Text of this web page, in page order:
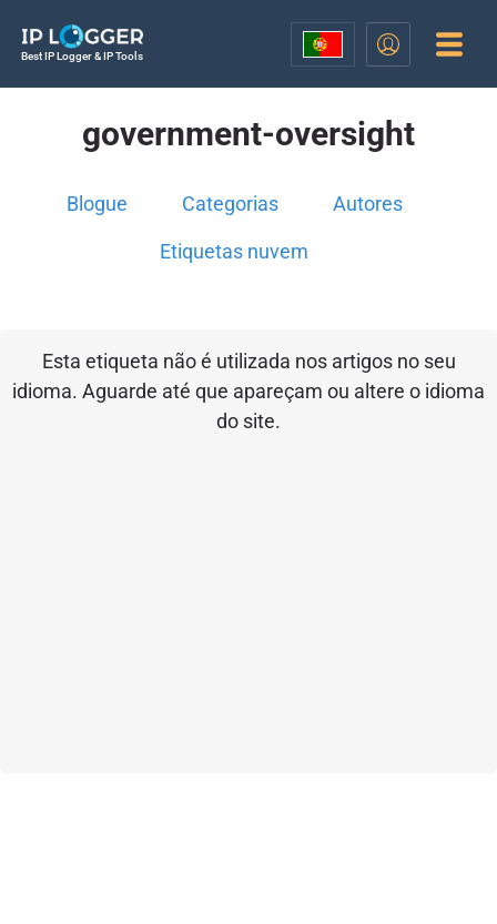
Best IP Logger & IP Tools
government-oversight
Blogue Categorias Autores
Etiquetas nuvem